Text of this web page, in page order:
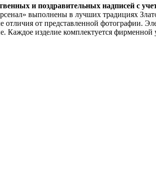
и поздравительных надписей с
выполнены в лучших традициях
от представленной фотографии.
Каждое изделие комплектуется фирменной